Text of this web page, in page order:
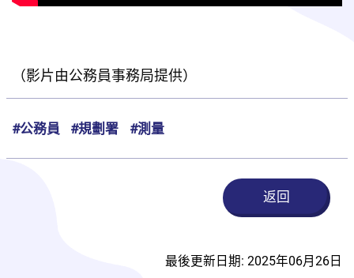
（影片由公務員事務局提供）
#公務員 #規劃署 #測量
返回
最後更新日期: 2025年06月26日